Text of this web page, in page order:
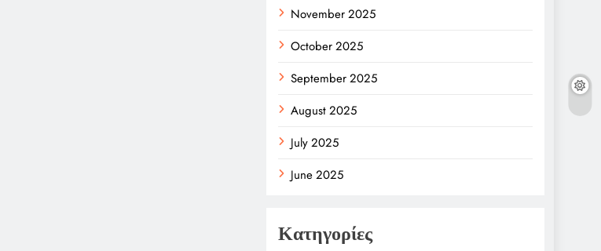
November 2025
October 2025
September 2025
August 2025
July 2025
June 2025
Κατηγορίες